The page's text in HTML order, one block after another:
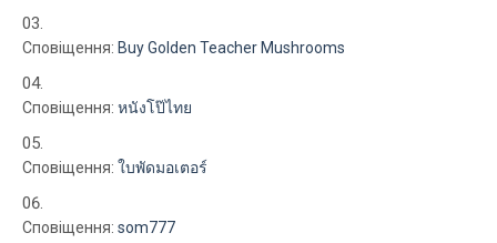
Сповіщення: Buy Golden Teacher Mushrooms
Сповіщення: หนังโป๊ไทย
Сповіщення: ใบพัดมอเตอร์
Сповіщення: som777